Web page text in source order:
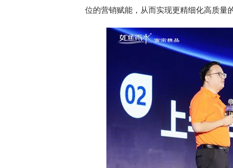
位的营销赋能，从而实现更精细化高质量